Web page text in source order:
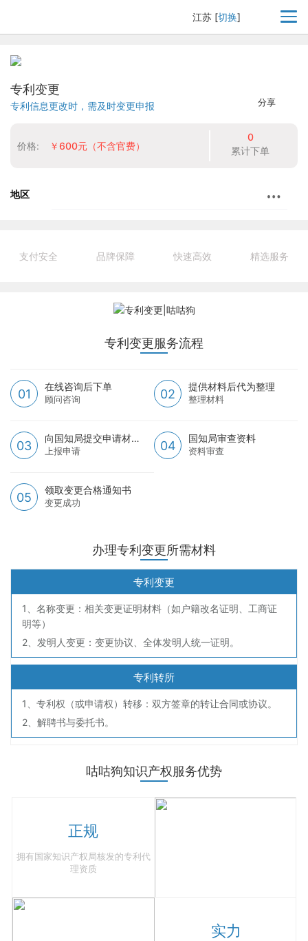
江苏 [切换]
分享
专利变更
专利信息更改时，需及时变更申报
价格: ￥600元（不含官费）
0
累计下单
地区
支付安全 品牌保障 快速高效 精选服务
专利变更服务流程
01
在线咨询后下单
顾问咨询 02
提供材料后代为整理
整理材料
03
向国知局提交申请材料
上报申请 04
国知局审查资料
资料审查
05
领取变更合格通知书
变更成功
办理专利变更所需材料
专利变更
1、名称变更：相关变更证明材料（如户籍改名证明、工商证
明等）
2、发明人变更：变更协议、全体发明人统一证明。
专利转所
1、专利权（或申请权）转移：双方签章的转让合同或协议。
2、解聘书与委托书。
咕咕狗知识产权服务优势
正规
拥有国家知识产权局核发的专利代
理资质
实力